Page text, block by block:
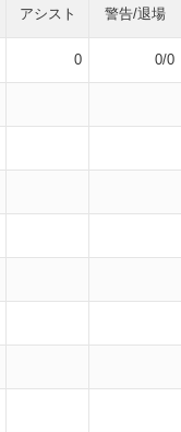
アシスト 警告/退場
0 0/0